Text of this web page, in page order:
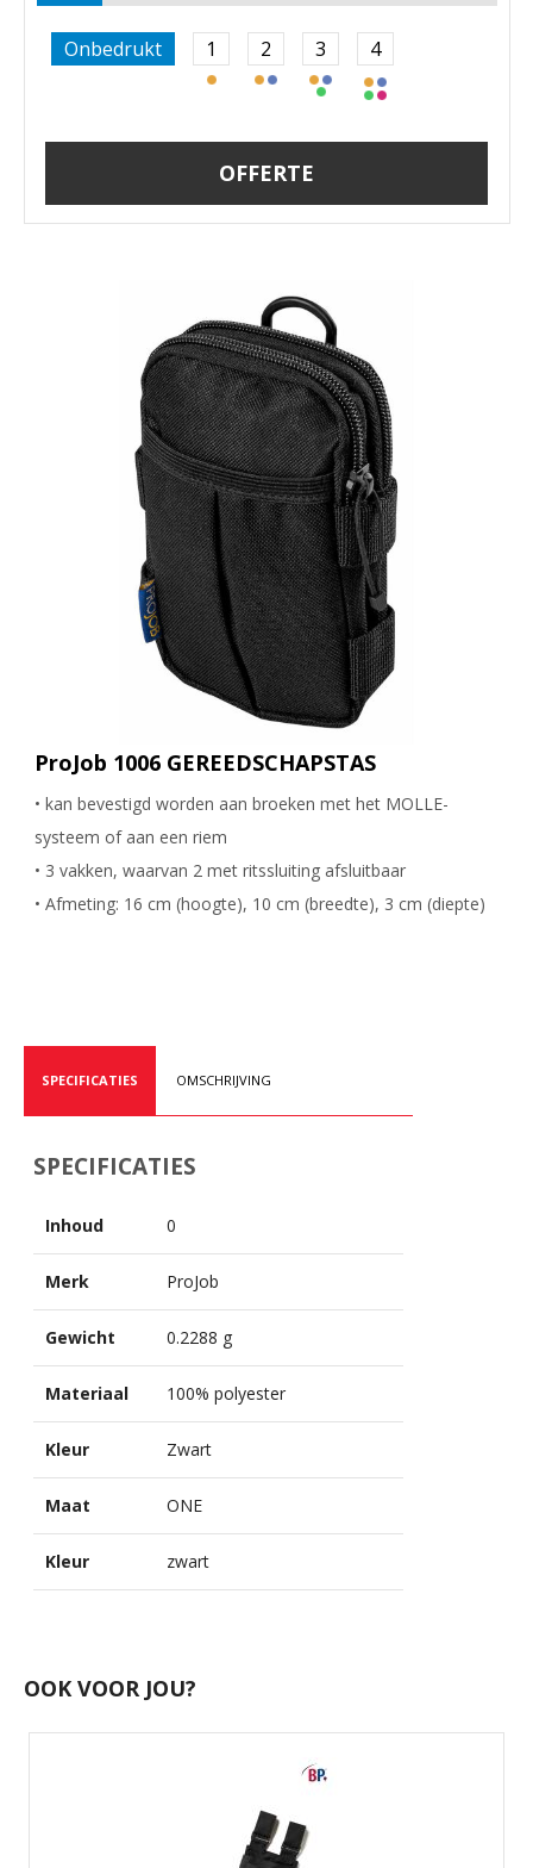
Onbedrukt 1 2 3 4
OFFERTE
ProJob 1006 GEREEDSCHAPSTAS
• kan bevestigd worden aan broeken met het MOLLE-
systeem of aan een riem
• 3 vakken, waarvan 2 met ritssluiting afsluitbaar
• Afmeting: 16 cm (hoogte), 10 cm (breedte), 3 cm (diepte)
SPECIFICATIES OMSCHRIJVING
SPECIFICATIES
Inhoud 0
Merk ProJob
Gewicht 0.2288 g
Materiaal 100% polyester
Kleur Zwart
Maat ONE
Kleur zwart
OOK VOOR JOU?